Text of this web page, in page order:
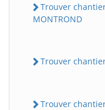
Trouver
MONTROND
Trouver
Trouver chantier